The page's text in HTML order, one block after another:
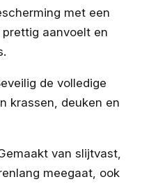
met een
aanvoelt en
de volledige
krassen, deuken en
van slijtvast,
meegaat, ook